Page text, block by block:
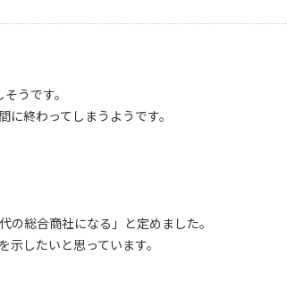
うです。
終わってしまうようです。
総合商社になる」と定めました。
したいと思っています。